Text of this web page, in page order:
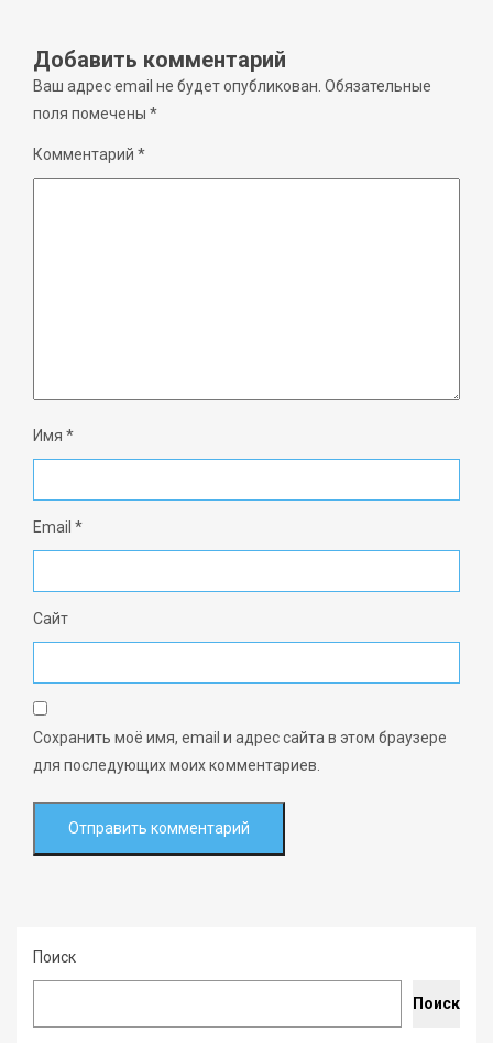
Добавить комментарий
Ваш адрес email не будет опубликован. Обязательные
поля помечены *
Комментарий *
Имя *
Email *
Сайт
Сохранить моё имя, email и адрес сайта в этом браузере
для последующих моих комментариев.
Поиск
Поиск